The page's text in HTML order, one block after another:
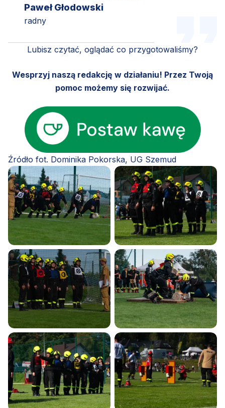
Paweł Głodowski
radny
Lubisz czytać, oglądać co przygotowaliśmy?
Wesprzyj naszą redakcję w działaniu! Przez Twoją
pomoc możemy się rozwijać.
Źródło fot. Dominika Pokorska, UG Szemud